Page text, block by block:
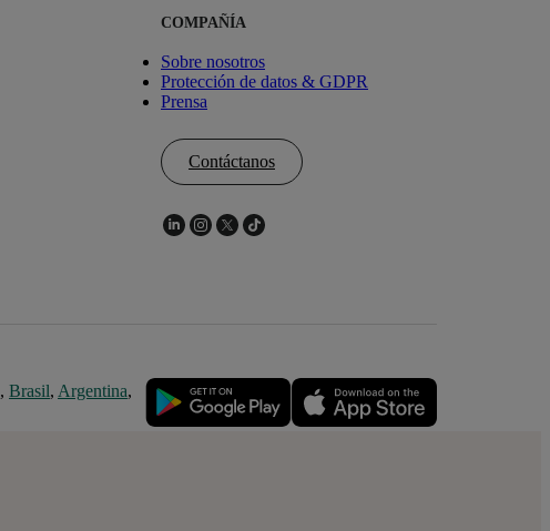
COMPAÑÍA
Sobre nosotros
Protección de datos & GDPR
Prensa
Contáctanos
, Brasil, Argentina,